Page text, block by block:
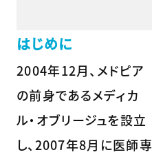
はじめに
2004年12月、メドピア
の前身であるメディカ
ル・オブリージュを設立
し、2007年8月に医師専